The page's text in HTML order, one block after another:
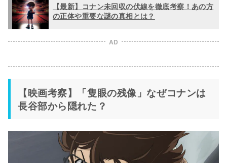
【最新】コナン未回収の伏線を徹底考察！あの方
の正体や重要な謎の真相とは？
AD
【映画考察】「隻眼の残像」なぜコナンは
長谷部から隠れた？